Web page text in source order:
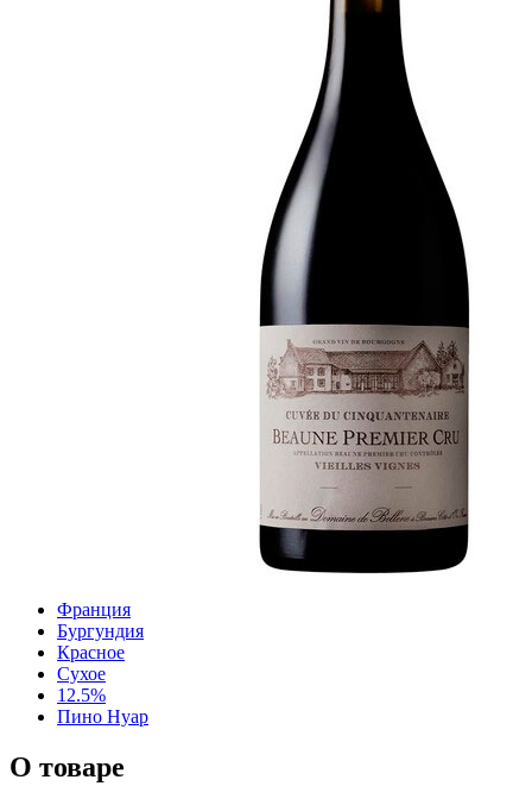
Франция
Бургундия
Красное
Сухое
12.5%
Пино Нуар
О товаре